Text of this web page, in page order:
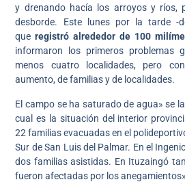
y drenando hacía los arroyos y ríos,
desborde. Este lunes por la tarde -
queregistró alrededor de 100
informaron los primeros problemas
menos cuatro localidades, pero
aumento, de familias y de localidades.
El campo se ha saturado de agua» se
cual es la situación del interior
22 familias evacuadas en el
Sur de San Luis del Palmar. En el
dos familias asistidas. En Ituzaingó
fueron afectadas por los